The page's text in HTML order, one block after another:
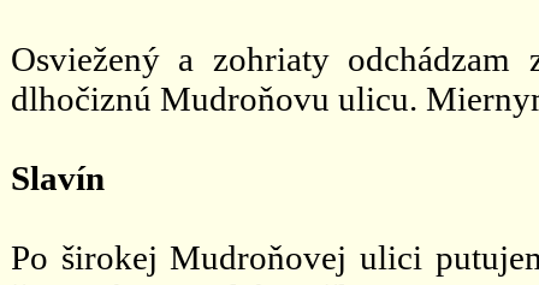
Osviežený a zohriaty odchádzam
dlhočiznú Mudroňovu ulicu.
Slavín
Po širokej Mudroňovej ulici